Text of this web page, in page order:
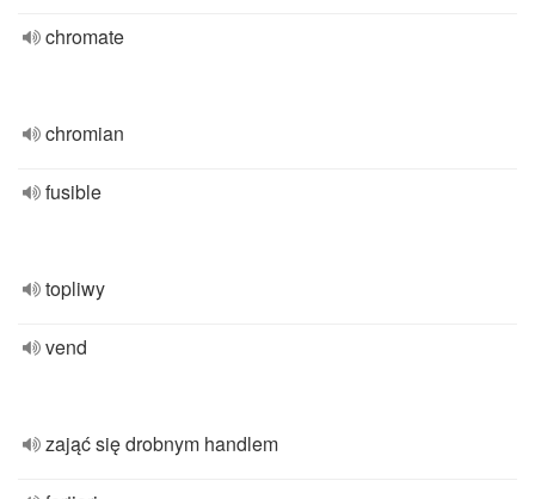
chromate
chromian
fusible
topliwy
vend
zająć się drobnym handlem